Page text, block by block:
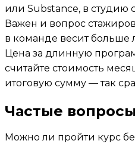
или Substance, в студию
Важен и вопрос
в команде весит больше
Цена за длинную
считайте стоимость
итоговую сумму — так
Частые вопросы
Можно ли пройти курс